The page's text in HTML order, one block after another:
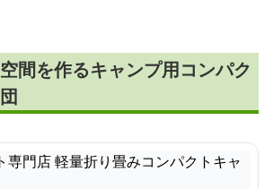
間を作るキャンプ用コンパク